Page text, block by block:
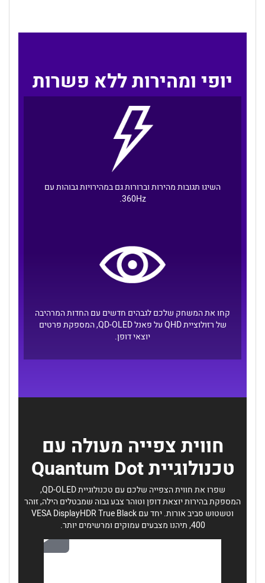
יופי ומהירות ללא פשרות
השיגו תגובות מהירות וברורות גם במהירויות גבוהות עם
360Hz.
קחו את המשחק שלכם לגבהים חדשים עם החדות המרהיבה
של רזולוציית QHD על פאנל QD-OLED, המספקת פרטים
יוצאי דופן.
חווית צפייה מעולה עם
טכנולוגיית Quantum Dot
שפרו את חווית הצפייה שלכם עם טכנולוגיית QD-OLED,
המספקת בהירות יוצאת דופן וטוהר צבע גבוה שמבטלים הילה, זוהר
וטשטוש סביב אורות. יחד עם VESA DisplayHDR True Black
400, תיהנו מצבעים עמוקים ומרשימים יותר.